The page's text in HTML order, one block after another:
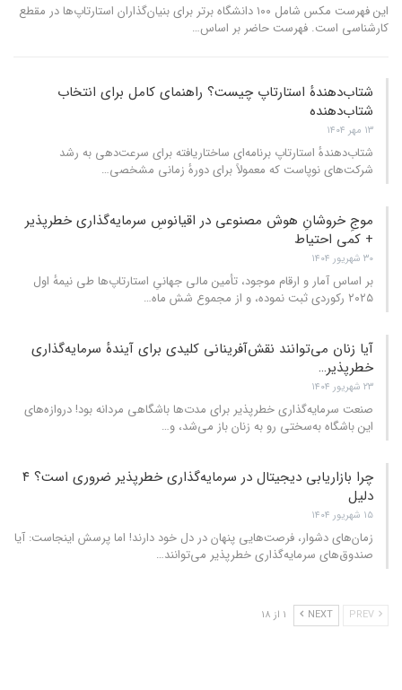
این فهرست مکس شامل ۱۰۰ دانشگاه برتر برای بنیان‌گذاران استارتاپ‌ها در مقطع
کارشناسی است. فهرست حاضر بر اساس…
شتاب‌دهندهٔ استارتاپ چیست؟ راهنمای کامل برای انتخاب
شتا‌ب‌دهنده
۱۳ مهر ۱۴۰۴
شتاب‌دهندهٔ استارتاپ برنامه‌ای ساختاریافته برای سرعت‌دهی به رشد
شرکت‌های نوپاست که معمولاً برای دورهٔ زمانی مشخصی…
موجِ خروشانِ هوش مصنوعی در اقیانوسِ سرمایه‌گذاری خطرپذیر
+ کمی احتیاط
۳۰ شهریور ۱۴۰۴
بر اساس آمار و ارقام موجود، تأمین مالی جهانیِ استارتاپ‌ها طی نیمهٔ اول
۲۰۲۵ رکوردی ثبت نموده، و از مجموع شش ماه
…
آیا زنان می‌توانند نقش‌آفرینانی کلیدی برای آیندهٔ سرمایه‌گذاری
خطرپذیر…
۲۳ شهریور ۱۴۰۴
صنعت سرمایه‌گذاری خطرپذیر برای مدت‌ها باشگاهی مردانه بود! دروازه‌های
این باشگاه به‌سختی رو به زنان باز می‌شد، و…
چرا بازاریابی دیجیتال در سرمایه‌گذاری خطرپذیر ضروری است؟ ۴
دلیل
۱۵ شهریور ۱۴۰۴
زمان‌های دشوار، فرصت‌هایی پنهان در دل خود دارند! اما پرسش اینجاست: آیا
صندوق‌های سرمایه‌گذاری خطرپذیر می‌توانند…
NEXT ۱ از ۱۸